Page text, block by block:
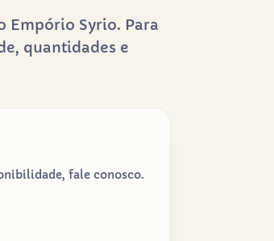
Empório Syrio. Para
quantidades e
fale conosco.